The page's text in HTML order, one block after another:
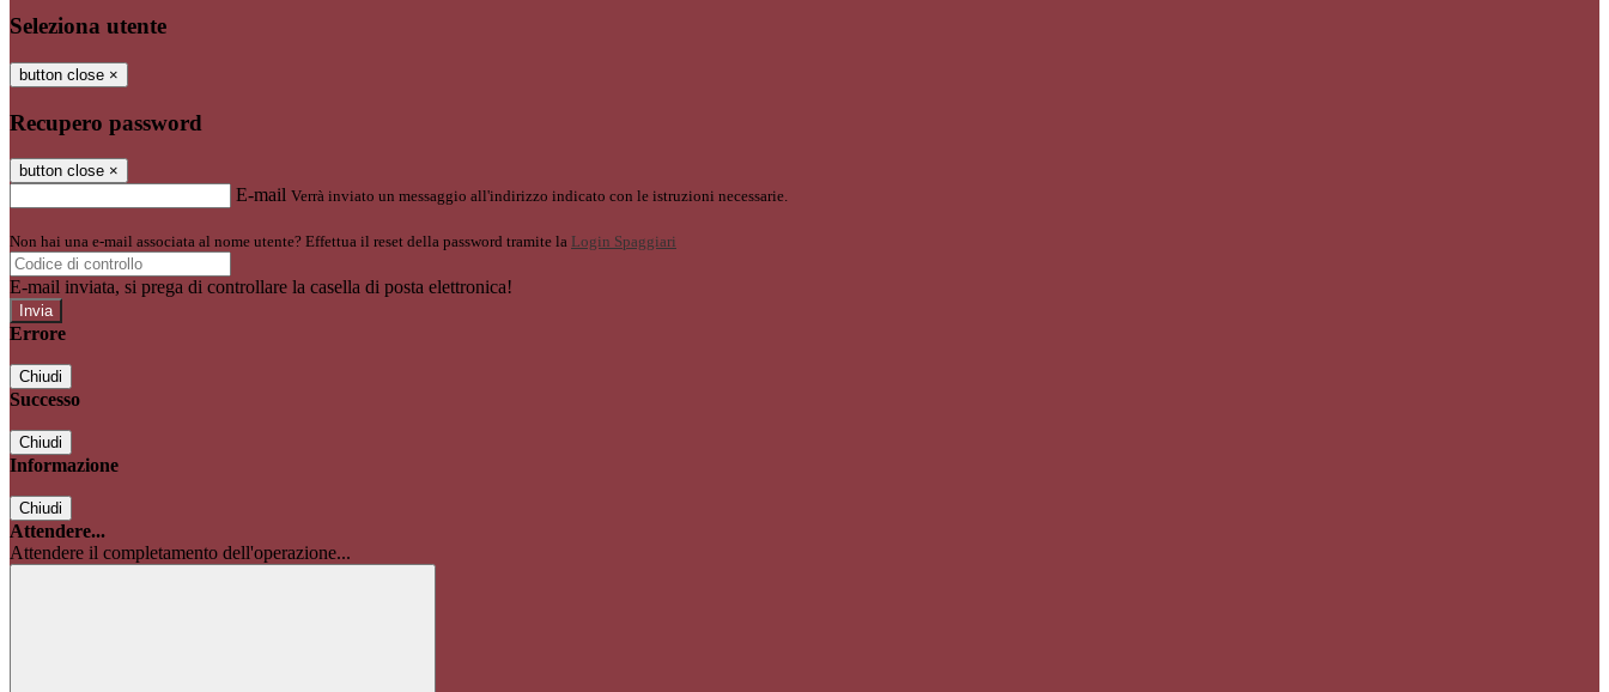
Seleziona utente
button close ×
Recupero password
button close ×
E-mail Verrà inviato un messaggio all'indirizzo indicato con le istruzioni necessarie.
Non hai una e-mail associata al nome utente? Effettua il reset della password tramite la Login Spaggiari
E-mail inviata, si prega di controllare la casella di posta elettronica!
Errore
Chiudi
Successo
Chiudi
Informazione
Chiudi
Attendere...
Attendere il completamento dell'operazione...